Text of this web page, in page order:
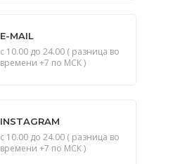
E-MAIL
с 10.00 до 24.00 ( разница во
времени +7 по МСК )
INSTAGRAM
с 10.00 до 24.00 ( разница во
времени +7 по МСК )